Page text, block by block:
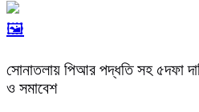
🖼️
সোনাতলায় পিআর পদ্ধতি সহ ৫দফা
ও সমাবেশ